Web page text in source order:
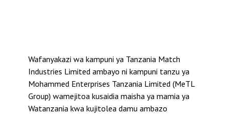
Wafanyakazi wa kampuni ya Tanzania Match
Industries Limited ambayo ni kampuni tanzu ya
Mohammed Enterprises Tanzania Limited (MeTL
Group) wamejitoa kusaidia maisha ya mamia ya
Watanzania kwa kujitolea damu ambazo